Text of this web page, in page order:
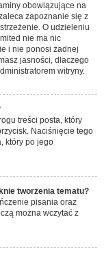
obowiązujące na
zapoznanie się z
O udzieleniu
nie ma nic
i nie ponosi żadnej
jasności, dlaczego
witryny.
treści posta, który
Naciśnięcie tego
który po jego
tworzenia tematu?
pisania oraz
można wczytać z